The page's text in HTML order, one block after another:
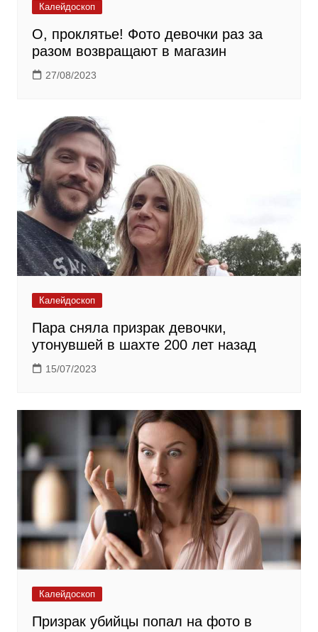
Калейдоскоп
О, проклятье! Фото девочки раз за
разом возвращают в магазин
27/08/2023
Калейдоскоп
Пара сняла призрак девочки,
утонувшей в шахте 200 лет назад
15/07/2023
Калейдоскоп
Призрак убийцы попал на фото в